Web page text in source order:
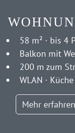
58 m² · bis 4
Balkon mit
200 m zum
WLAN ·
Mehr erfahren